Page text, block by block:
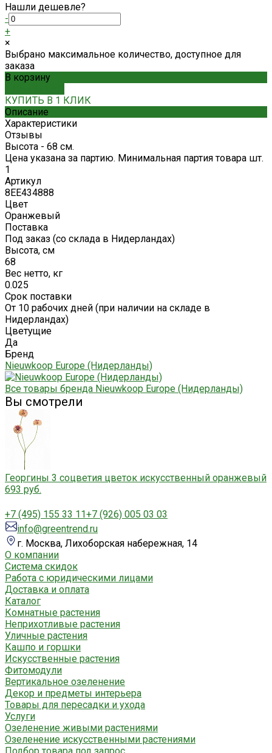
Нашли дешевле?
-
+
×
Выбрано максимальное количество, доступное для
заказа
В корзину
КУПИТЬ В 1 КЛИК
Описание
Характеристики
Отзывы
Высота - 68 см.
Цена указана за партию. Минимальная партия товара шт.
1
Артикул
8EE434888
Цвет
Оранжевый
Поставка
Под заказ (со склада в Нидерландах)
Высота, см
68
Вес нетто, кг
0.025
Срок поставки
От 10 рабочих дней (при наличии на складе в
Нидерландах)
Цветущие
Да
Бренд
Nieuwkoop Europe (Нидерланды)
Все товары бренда Nieuwkoop Europe (Нидерланды)
Вы смотрели
Георгины 3 соцветия цветок искусственный оранжевый
693 руб.
+7 (495) 155 33 11+7 (926) 005 03 03
info@greentrend.ru
г. Москва, Лихоборская набережная, 14
О компании
Система скидок
Работа с юридическими лицами
Доставка и оплата
Каталог
Комнатные растения
Неприхотливые растения
Уличные растения
Кашпо и горшки
Искусственные растения
Фитомодули
Вертикальное озеленение
Декор и предметы интерьера
Товары для пересадки и ухода
Услуги
Озеленение живыми растениями
Озеленение искусственными растениями